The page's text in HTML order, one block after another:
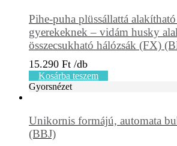
Pihe-puha plüssállattá
gyerekeknek – vidám husky
összecsukható hálózsák (FX)
15.290 Ft
Kosárba teszem
Gyorsnézet
Unikornis formájú, automata
(BBJ)